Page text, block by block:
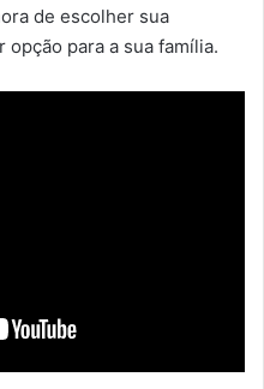
de escolher sua
para a sua família.